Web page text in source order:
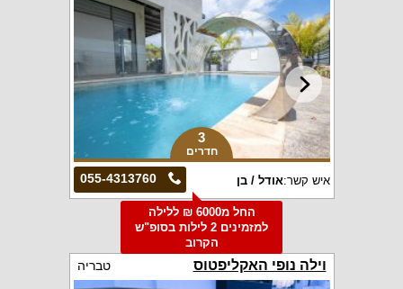
3
חדרים
055-4313760 איש קשר:אודל / בן
החל מ6000 ₪ ללילה
למזמינים 2 לילות בסופ"ש
הקרוב
וילה נופי האקליפטוס טבריה